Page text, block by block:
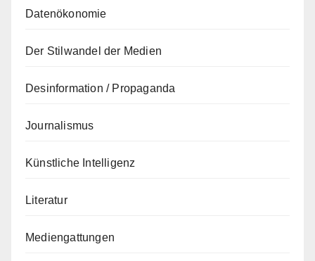
Datenökonomie
Der Stilwandel der Medien
Desinformation / Propaganda
Journalismus
Künstliche Intelligenz
Literatur
Mediengattungen